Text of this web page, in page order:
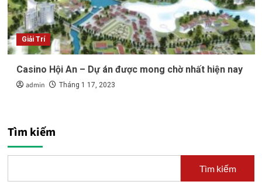
Giải Trí
Casino Hội An – Dự án được mong chờ nhất hiện nay
admin Tháng 1 17, 2023
Tìm kiếm
Tìm kiếm